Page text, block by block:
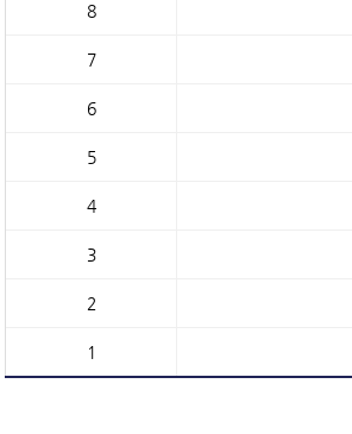
8
7
6
5
4
3
2
1